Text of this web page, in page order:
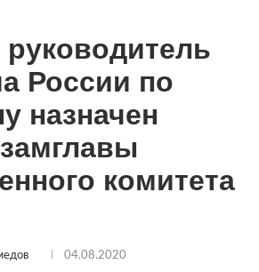
России по
назначен
комитета
04.08.2020